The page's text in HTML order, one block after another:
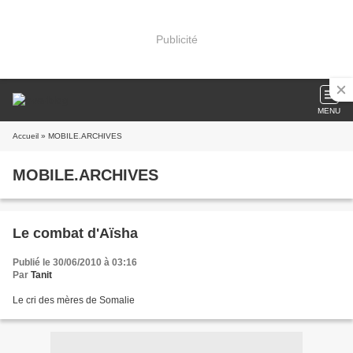
Publicité
MENU
Accueil » MOBILE.ARCHIVES
MOBILE.ARCHIVES
Le combat d'Aïsha
Publié le 30/06/2010 à 03:16
Par Tanit
Le cri des mères de Somalie